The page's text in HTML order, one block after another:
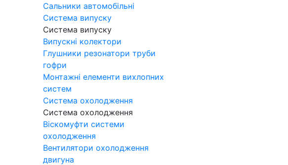
Сальники автомобільні
Система випуску
Система випуску
Випускні колектори
Глушники резонатори труби
гофри
Монтажні елементи вихлопних
систем
Система охолодження
Система охолодження
Віскомуфти системи
охолодження
Вентилятори охолодження
двигуна